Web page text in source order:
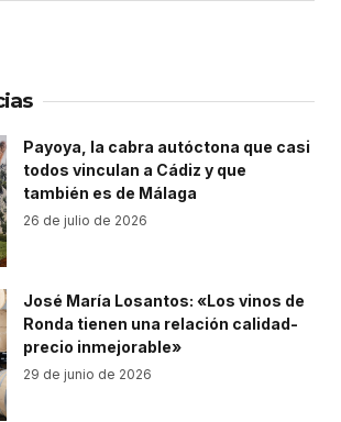
Payoya, la cabra autóctona que casi
todos vinculan a Cádiz y que
también es de Málaga
26 de julio de 2026
José María Losantos: «Los vinos de
Ronda tienen una relación calidad-
precio inmejorable»
29 de junio de 2026